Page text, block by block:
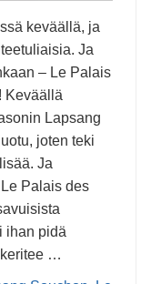
keväällä, ja
Ja
– Le Palais
Keväällä
Lapsang
joten teki
Ja
Palais des
ihan pidä
…